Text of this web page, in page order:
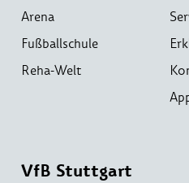
Arena
Fußballschule
Reha-Welt
VfB Stuttgart